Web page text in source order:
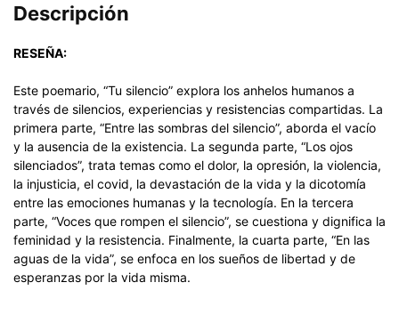
Descripción
RESEÑA:
Este poemario, “Tu silencio” explora los anhelos humanos a
través de silencios, experiencias y resistencias compartidas. La
primera parte, “Entre las sombras del silencio”, aborda el vacío
y la ausencia de la existencia. La segunda parte, “Los ojos
silenciados”, trata temas como el dolor, la opresión, la violencia,
la injusticia, el covid, la devastación de la vida y la dicotomía
entre las emociones humanas y la tecnología. En la tercera
parte, “Voces que rompen el silencio”, se cuestiona y dignifica la
feminidad y la resistencia. Finalmente, la cuarta parte, “En las
aguas de la vida”, se enfoca en los sueños de libertad y de
esperanzas por la vida misma.